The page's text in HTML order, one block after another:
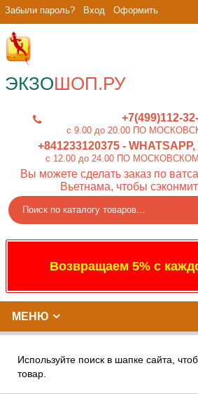
Забыли пароль? Вход Оформить
ЭКЗОШОП.РУ
+7(499)112-
c 9.00 до 20.00 ПО
+841233120375- WHATSAPP,
c 12.00 до 24.00 ПО
Вы можете сделать заказ по
Вьетнама, чтобы
Возвращаем 5% с
МЕНЮ
Используйте поиск в шапке сайта,
товар.